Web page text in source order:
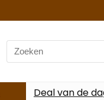
Search
for:
Deal van de